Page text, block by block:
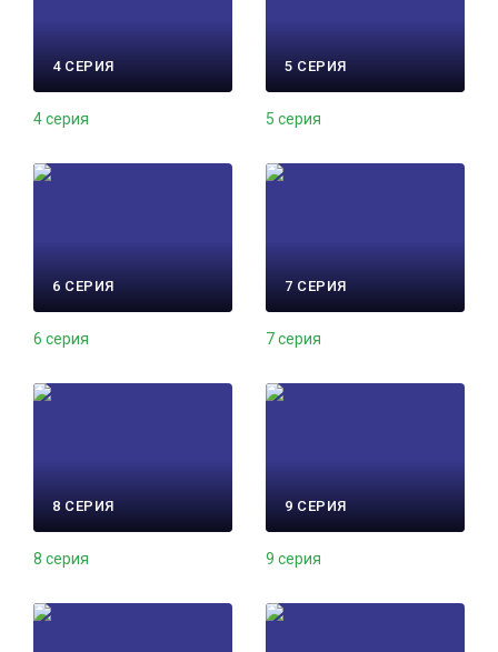
4 СЕРИЯ
4 серия
5 СЕРИЯ
5 серия
6 СЕРИЯ
6 серия
7 СЕРИЯ
7 серия
8 СЕРИЯ
8 серия
9 СЕРИЯ
9 серия